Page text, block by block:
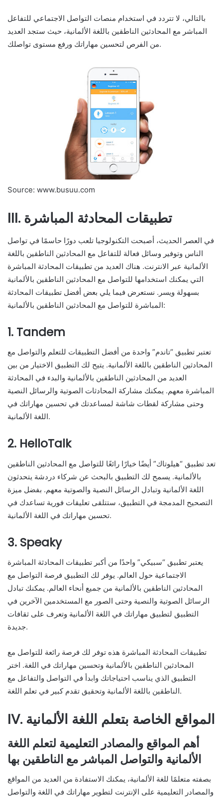
بالتالي، لا تتردد في استخدام منصات التواصل الاجتماعي للتفاعل
المباشر مع المحادثين الناطقين باللغة الألمانية، حيث ستجد العديد
من الفرص لتحسين مهاراتك ورفع مستوى تواصلك.
Source: www.busuu.com
III. تطبيقات المحادثة المباشرة
في العصر الحديث، أصبحت التكنولوجيا تلعب دورًا حاسمًا في تواصل
الناس وتوفير وسائل فعالة للتفاعل مع المحادثين الناطقين باللغة
الألمانية عبر الانترنت. هناك العديد من تطبيقات المحادثة المباشرة
التي يمكنك استخدامها للتواصل مع المحادثين الناطقين بالألمانية
بسهولة ويسر. نستعرض فيما يلي بعض أفضل تطبيقات المحادثة
المباشرة للتواصل مع المحادثين الناطقين بالألمانية:
1. Tandem
تعتبر تطبيق “تاندم” واحدة من أفضل التطبيقات للتعلم والتواصل مع
المحادثين الناطقين باللغة الألمانية. يتيح لك التطبيق الاختيار من بين
العديد من المحادثين الناطقين بالألمانية والبدء في المحادثة
المباشرة معهم. يمكنك مشاركة المحادثات الصوتية والرسائل النصية
وحتى مشاركة لقطات شاشة لمساعدتك في تحسين مهاراتك في
اللغة الألمانية.
2. HelloTalk
تعد تطبيق “هيلوتاك” أيضًا خيارًا رائعًا للتواصل مع المحادثين الناطقين
بالألمانية. يسمح لك التطبيق بالبحث عن شركاء دردشة يتحدثون
اللغة الألمانية وتبادل الرسائل النصية والصوتية معهم. بفضل ميزة
التصحيح المدمجة في التطبيق، ستتلقى تعليقات فورية تساعدك في
تحسين مهاراتك في اللغة الألمانية.
3. Speaky
يعتبر تطبيق “سبيكي” واحدًا من أكبر تطبيقات المحادثة المباشرة
الاجتماعية حول العالم. يوفر لك التطبيق فرصة التواصل مع
المحادثين الناطقين بالألمانية من جميع أنحاء العالم. يمكنك تبادل
الرسائل الصوتية والنصية وحتى الصور مع المستخدمين الآخرين في
التطبيق لتطبيق مهاراتك في اللغة الألمانية وتعرف على ثقافات
جديدة.
تطبيقات المحادثة المباشرة هذه توفر لك فرصة رائعة للتواصل مع
المحادثين الناطقين بالألمانية وتحسين مهاراتك في اللغة. اختر
التطبيق الذي يناسب احتياجاتك وابدأ في التواصل والتفاعل مع
الناطقين باللغة الألمانية وتحقيق تقدم كبير في تعلم اللغة.
IV. المواقع الخاصة بتعلم اللغة الألمانية
أهم المواقع والمصادر التعليمية لتعلم اللغة
الألمانية والتواصل المباشر مع الناطقين بها
بصفته متعلمًا للغة الألمانية، يمكنك الاستفادة من العديد من المواقع
والمصادر التعليمية على الإنترنت لتطوير مهاراتك في اللغة والتواصل